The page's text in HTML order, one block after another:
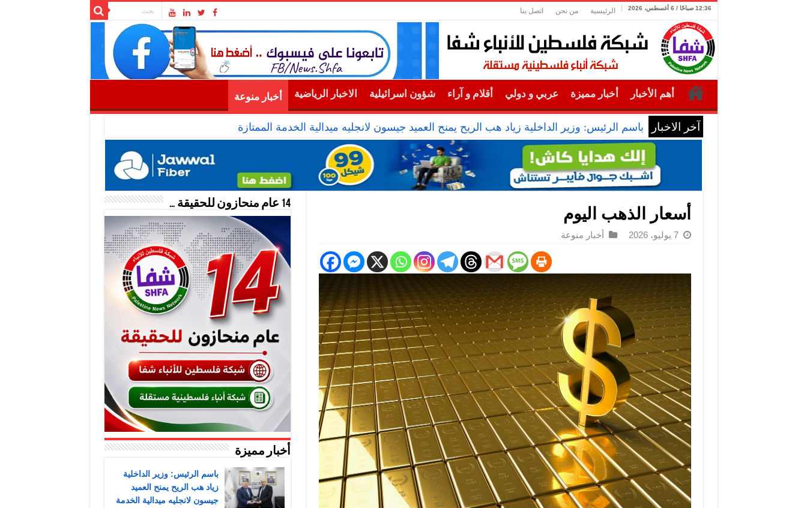
12:36 صباحًا / 6 أغسطس، 2026 الرئيسية من نحن اتصل بنا
أهم الأخبار أخبار مميزة عربي و دولي أقلام و آراء شؤون اسرائيلية الاخبار الرياضية أخبار منوعة
آخر الاخبار باسم الرئيس: وزير الداخلية زياد هب الريح يمنح العميد جيسون لانجليه ميدالية الخدمة الممتازة
أسعار الذهب اليوم
7 يوليو، 2026 أخبار منوعة
14 عام منحازون للحقيقة …
أخبار مميزة
باسم الرئيس: وزير الداخلية
زياد هب الريح يمنح العميد
جيسون لانجليه ميدالية الخدمة